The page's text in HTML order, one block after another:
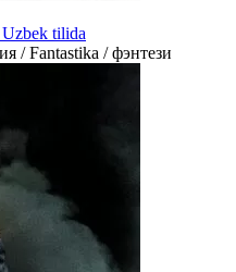
tilida
/ Fantastika / фэнтези